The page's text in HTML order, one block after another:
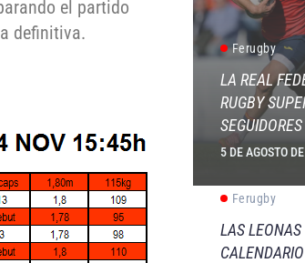
el partido
definitiva.
Ferugby
LA REAL
RUGBY
5 DE AGOSTO
Ferugby
LAS